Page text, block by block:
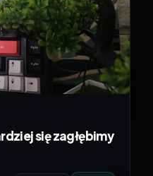
się zagłębimy